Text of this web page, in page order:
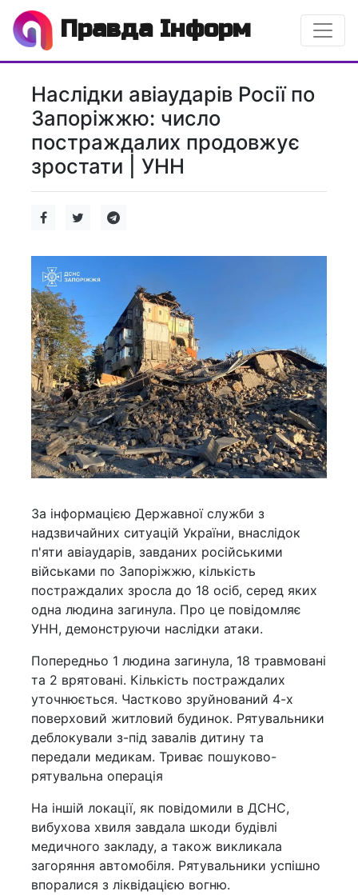
Правда Інформ
Наслідки авіаударів Росії по
Запоріжжю: число
постраждалих продовжує
зростати | УНН
За інформацією Державної служби з
надзвичайних ситуацій України, внаслідок
п'яти авіаударів, завданих російськими
військами по Запоріжжю, кількість
постраждалих зросла до 18 осіб, серед яких
одна людина загинула. Про це повідомляє
УНН, демонструючи наслідки атаки.
Попередньо 1 людина загинула, 18 травмовані
та 2 врятовані. Кількість постраждалих
уточнюється. Частково зруйнований 4-х
поверховий житловий будинок. Рятувальники
деблокували з-під завалів дитину та
передали медикам. Триває пошуково-
рятувальна операція
На іншій локації, як повідомили в ДСНС,
вибухова хвиля завдала шкоди будівлі
медичного закладу, а також викликала
загоряння автомобіля. Рятувальники успішно
впоралися з ліквідацією вогню.